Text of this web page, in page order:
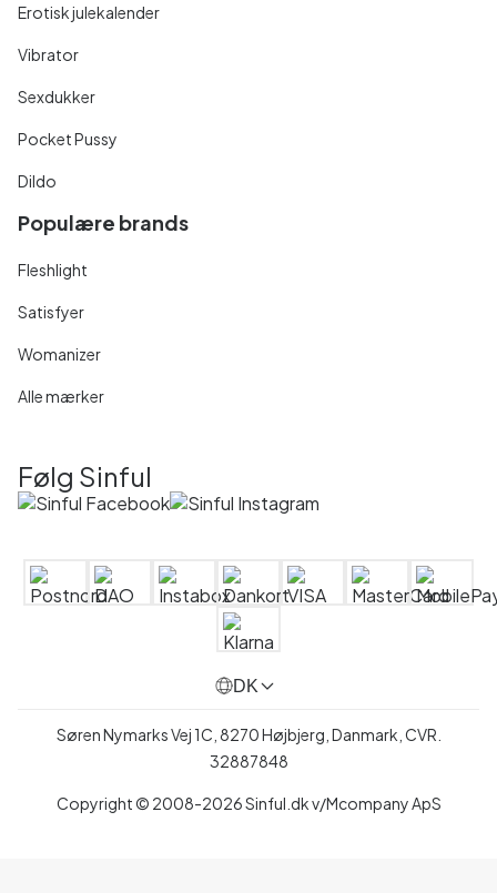
Erotisk julekalender
Vibrator
Sexdukker
Pocket Pussy
Dildo
Populære brands
Fleshlight
Satisfyer
Womanizer
Alle mærker
Følg Sinful
DK
Søren Nymarks Vej 1C, 8270 Højbjerg, Danmark, CVR.
32887848
Copyright © 2008-2026 Sinful.dk v/Mcompany ApS